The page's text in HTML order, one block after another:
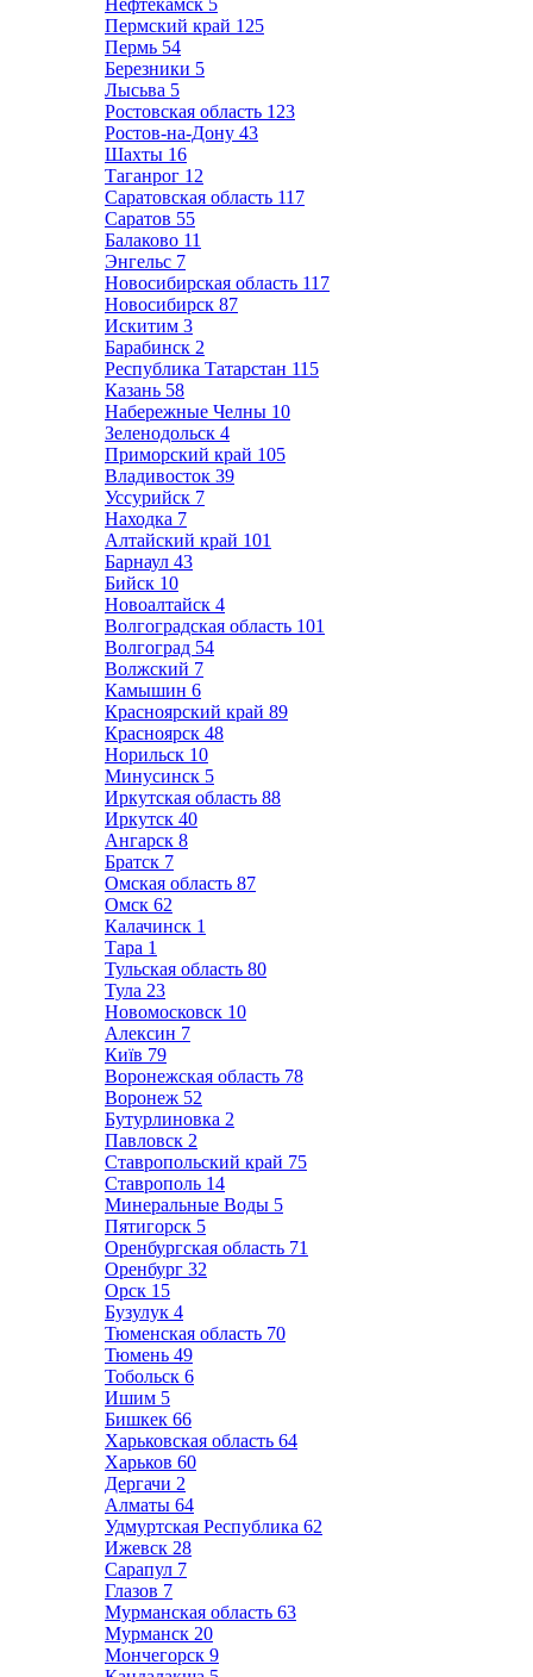
Нефтекамск 5
Пермский край 125
Пермь 54
Березники 5
Лысьва 5
Ростовская область 123
Ростов-на-Дону 43
Шахты 16
Таганрог 12
Саратовская область 117
Саратов 55
Балаково 11
Энгельс 7
Новосибирская область 117
Новосибирск 87
Искитим 3
Барабинск 2
Республика Татарстан 115
Казань 58
Набережные Челны 10
Зеленодольск 4
Приморский край 105
Владивосток 39
Уссурийск 7
Находка 7
Алтайский край 101
Барнаул 43
Бийск 10
Новоалтайск 4
Волгоградская область 101
Волгоград 54
Волжский 7
Камышин 6
Красноярский край 89
Красноярск 48
Норильск 10
Минусинск 5
Иркутская область 88
Иркутск 40
Ангарск 8
Братск 7
Омская область 87
Омск 62
Калачинск 1
Тара 1
Тульская область 80
Тула 23
Новомосковск 10
Алексин 7
Київ 79
Воронежская область 78
Воронеж 52
Бутурлиновка 2
Павловск 2
Ставропольский край 75
Ставрополь 14
Минеральные Воды 5
Пятигорск 5
Оренбургская область 71
Оренбург 32
Орск 15
Бузулук 4
Тюменская область 70
Тюмень 49
Тобольск 6
Ишим 5
Бишкек 66
Харьковская область 64
Харьков 60
Дергачи 2
Алматы 64
Удмуртская Республика 62
Ижевск 28
Сарапул 7
Глазов 7
Мурманская область 63
Мурманск 20
Мончегорск 9